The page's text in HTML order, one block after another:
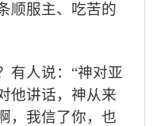
顺服主、吃苦的
有人说：“神对亚
他讲话，神从来
，我信了你，也